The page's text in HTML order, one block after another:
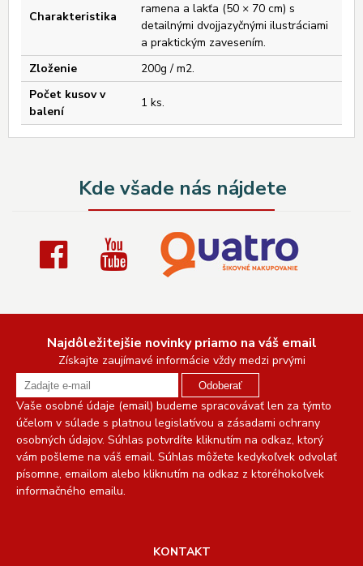
Charakteristika
ramena a lakťa (50 × 70 cm) s
detailnými dvojjazyčnými ilustráciami
a praktickým zavesením.
Zloženie
200g / m2.
Počet kusov v
balení
1 ks.
Kde všade nás nájdete
Najdôležitejšie novinky priamo na váš email
Získajte zaujímavé informácie vždy medzi prvými
Odoberať
Vaše osobné údaje (email) budeme spracovávať len za týmto
účelom v súlade s platnou legislatívou a zásadami ochrany
osobných údajov. Súhlas potvrdíte kliknutím na odkaz, ktorý
vám pošleme na váš email. Súhlas môžete kedykoľvek odvolať
písomne, emailom alebo kliknutím na odkaz z ktoréhokoľvek
informačného emailu.
KONTAKT